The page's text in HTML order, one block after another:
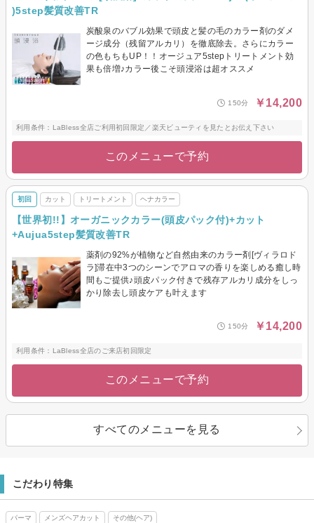
)5step髪質改善TR
炭酸泉のバブル効果で頭皮と髪の毛のカラー剤のダメ
ージ成分（残留アルカリ）を徹底除去。さらにカラー
の色もちもUP！！オージュア5stepトリートメント効
果も倍増♪カラー後こそ頭浸浴は超オススメ
150分 ￥14,200
利用条件：LaBless全店ご利用初回限定／楽天ビューティを見たとお伝え下さい
このメニューで予約
初回 カット トリートメント ヘナカラー
【世界初!!】オーガニックカラー(頭皮パック付)+カット
+Aujua5step髪質改善TR
薬剤の92%が植物など自然由来のカラー剤[ヴィラロド
ラ]滞在中3つのシーンでアロマの香りを楽しめる癒し時
間もご提供♪頭皮パック付きで残存アルカリ成分をしっ
かり除去し頭皮ケアも叶えます
150分 ￥14,200
利用条件：LaBless全店のご来店初回限定
このメニューで予約
すべてのメニューを見る
こだわり特集
パーマ メンズヘアカット その他(ヘア)